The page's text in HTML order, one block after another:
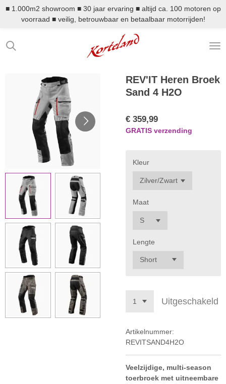
Ga
direct
de
hoofdinhoud
■ 1.000m2 showroom ■ 30 jaar ervaring ■ altijd ca. 100 motoren op
voorraad ■ veilig, betrouwbaar en betaalbaar motorrijden!
REV'IT Heren Broek
Sand 4 H2O
€ 359,99
GRATIS verzending
Kleur
Maat
Lengte
Uitgeschakeld
Artikelnummer:
REVITSAND4H2O
Veelzijdige, multi-season
toerbroek met uitneembare